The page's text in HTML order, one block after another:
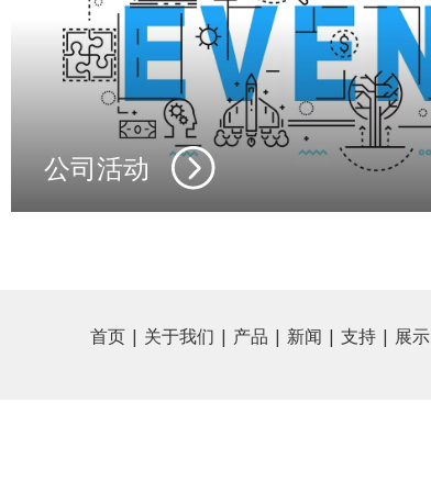
公司活动
首页 | 关于我们 | 产品 | 新闻 | 支持 | 展示